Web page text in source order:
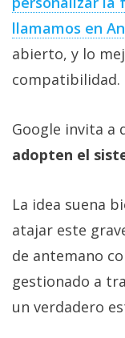
llamamos en
abierto, y lo
compatibilidad.
Google invita a
adopten el
La idea suena
atajar este
de antemano
gestionado a
un verdadero